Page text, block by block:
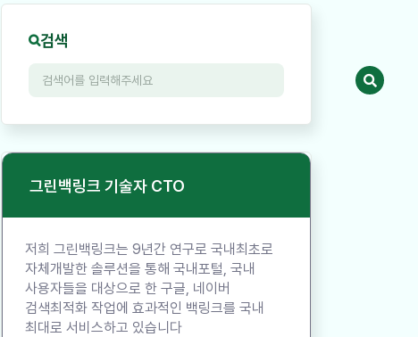
검색
그린백링크 기술자 CTO
저희 그린백링크는 9년간 연구로 국내최초로
자체개발한 솔루션을 통해 국내포털, 국내
사용자들을 대상으로 한 구글, 네이버
검색최적화 작업에 효과적인 백링크를 국내
최대로 서비스하고 있습니다